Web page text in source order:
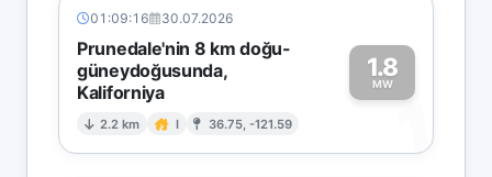
01:09:16 30.07.2026
Prunedale'nin 8 km doğu-
güneydoğusunda,
Kaliforniya
2.2 km I 36.75, -121.59
1.8
MW
1